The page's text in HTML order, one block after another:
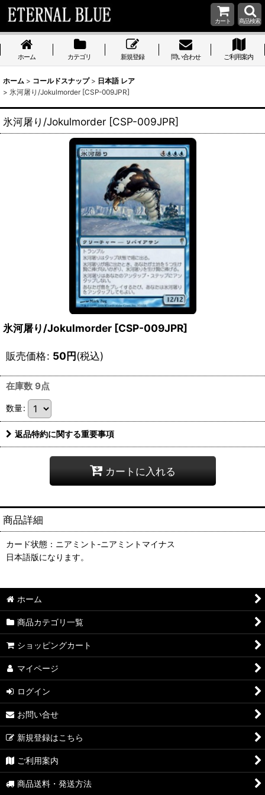
カート 商品検索
ホーム カテゴリ 新規登録 問い合わせ ご利用案内
ホーム > コールドスナップ > 日本語 レア
> 氷河屠り/Jokulmorder [CSP-009JPR]
氷河屠り/Jokulmorder [CSP-009JPR]
氷河屠り/Jokulmorder [CSP-009JPR]
販売価格: 50円(税込)
在庫数 9点
数量:
返品特約に関する重要事項
カートに入れる
商品詳細
カード状態：ニアミント-ニアミントマイナス
日本語版になります。
ホーム
商品カテゴリ一覧
ショッピングカート
マイページ
ログイン
お問い合せ
新規登録はこちら
ご利用案内
商品送料・発送方法